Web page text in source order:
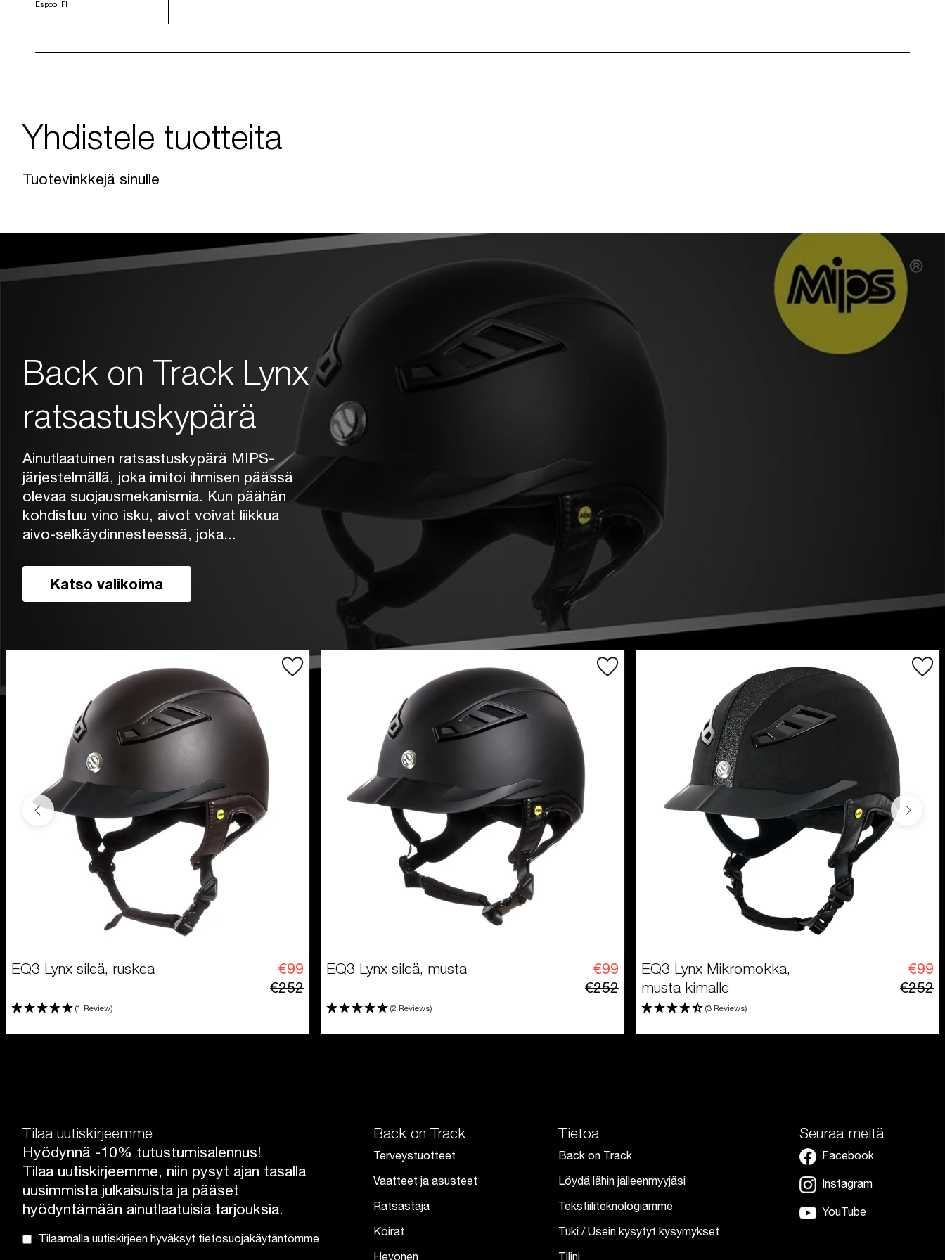
Espoo, FI
Yhdistele tuotteita
Tuotevinkkejä sinulle
Back on Track Lynx
ratsastuskypärä
Ainutlaatuinen ratsastuskypärä MIPS-
järjestelmällä, joka imitoi ihmisen päässä
olevaa suojausmekanismia. Kun päähän
kohdistuu vino isku, aivot voivat liikkua
aivo-selkäydinnesteessä, joka...
Katso valikoima
EQ3 Lynx sileä, ruskea
(1 Review)
€99
€252
EQ3 Lynx sileä, musta
(2 Reviews)
€99
€252
EQ3 Lynx Mikromokka,
musta kimalle
(3 Reviews)
€99
€252
Tilaa uutiskirjeemme
Hyödynnä -10% tutustumisalennus!
Tilaa uutiskirjeemme, niin pysyt ajan tasalla
uusimmista julkaisuista ja pääset
hyödyntämään ainutlaatuisia tarjouksia.
Tilaamalla uutiskirjeen hyväksyt tietosuojakäytäntömme
Back on Track
Terveystuotteet
Vaatteet ja asusteet
Ratsastaja
Koirat
Hevonen
Tietoa
Back on Track
Löydä lähin jälleenmyyjäsi
Tekstiiliteknologiamme
Tuki / Usein kysytyt kysymykset
Tilini
Seuraa meitä
Facebook
Instagram
YouTube